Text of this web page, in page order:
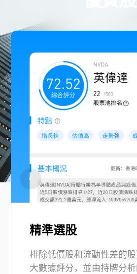
精準選股
排除低價股和流動性差的
大數據評分，並由持牌分